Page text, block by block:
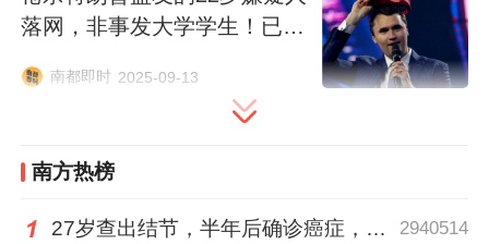
落网，非事发大学学生！已关
南都即时 2025-09-13
南方热榜
27岁查出结节，半年后确诊癌症，甲状腺癌真的“懒”吗？ 2940514